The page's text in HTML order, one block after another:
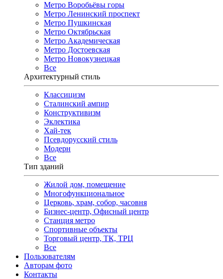
Метро Воробьёвы горы
Метро Ленинский проспект
Метро Пушкинская
Метро Октябрьская
Метро Академическая
Метро Достоевская
Метро Новокузнецкая
Все
Архитектурный стиль
Классицизм
Сталинский ампир
Конструктивизм
Эклектика
Хай-тек
Псевдорусский стиль
Модерн
Все
Тип зданий
Жилой дом, помещение
Многофункциональное
Церковь, храм, собор, часовня
Бизнес-центр, Офисный центр
Станция метро
Спортивные объекты
Торговый центр, ТК, ТРЦ
Все
Пользователям
Авторам фото
Контакты